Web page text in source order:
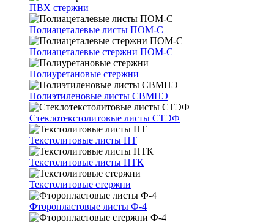
ПВХ стержни
Полиацеталевые листы ПОМ-С
Полиацеталевые стержни ПОМ-С
Полиуретановые стержни
Полиэтиленовые листы СВМПЭ
Стеклотекстолитовые листы СТЭФ
Текстолитовые листы ПТ
Текстолитовые листы ПТК
Текстолитовые стержни
Фторопластовые листы Ф-4